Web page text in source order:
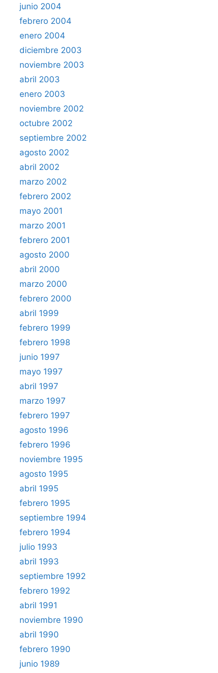
junio 2004
febrero 2004
enero 2004
diciembre 2003
noviembre 2003
abril 2003
enero 2003
noviembre 2002
octubre 2002
septiembre 2002
agosto 2002
abril 2002
marzo 2002
febrero 2002
mayo 2001
marzo 2001
febrero 2001
agosto 2000
abril 2000
marzo 2000
febrero 2000
abril 1999
febrero 1999
febrero 1998
junio 1997
mayo 1997
abril 1997
marzo 1997
febrero 1997
agosto 1996
febrero 1996
noviembre 1995
agosto 1995
abril 1995
febrero 1995
septiembre 1994
febrero 1994
julio 1993
abril 1993
septiembre 1992
febrero 1992
abril 1991
noviembre 1990
abril 1990
febrero 1990
junio 1989